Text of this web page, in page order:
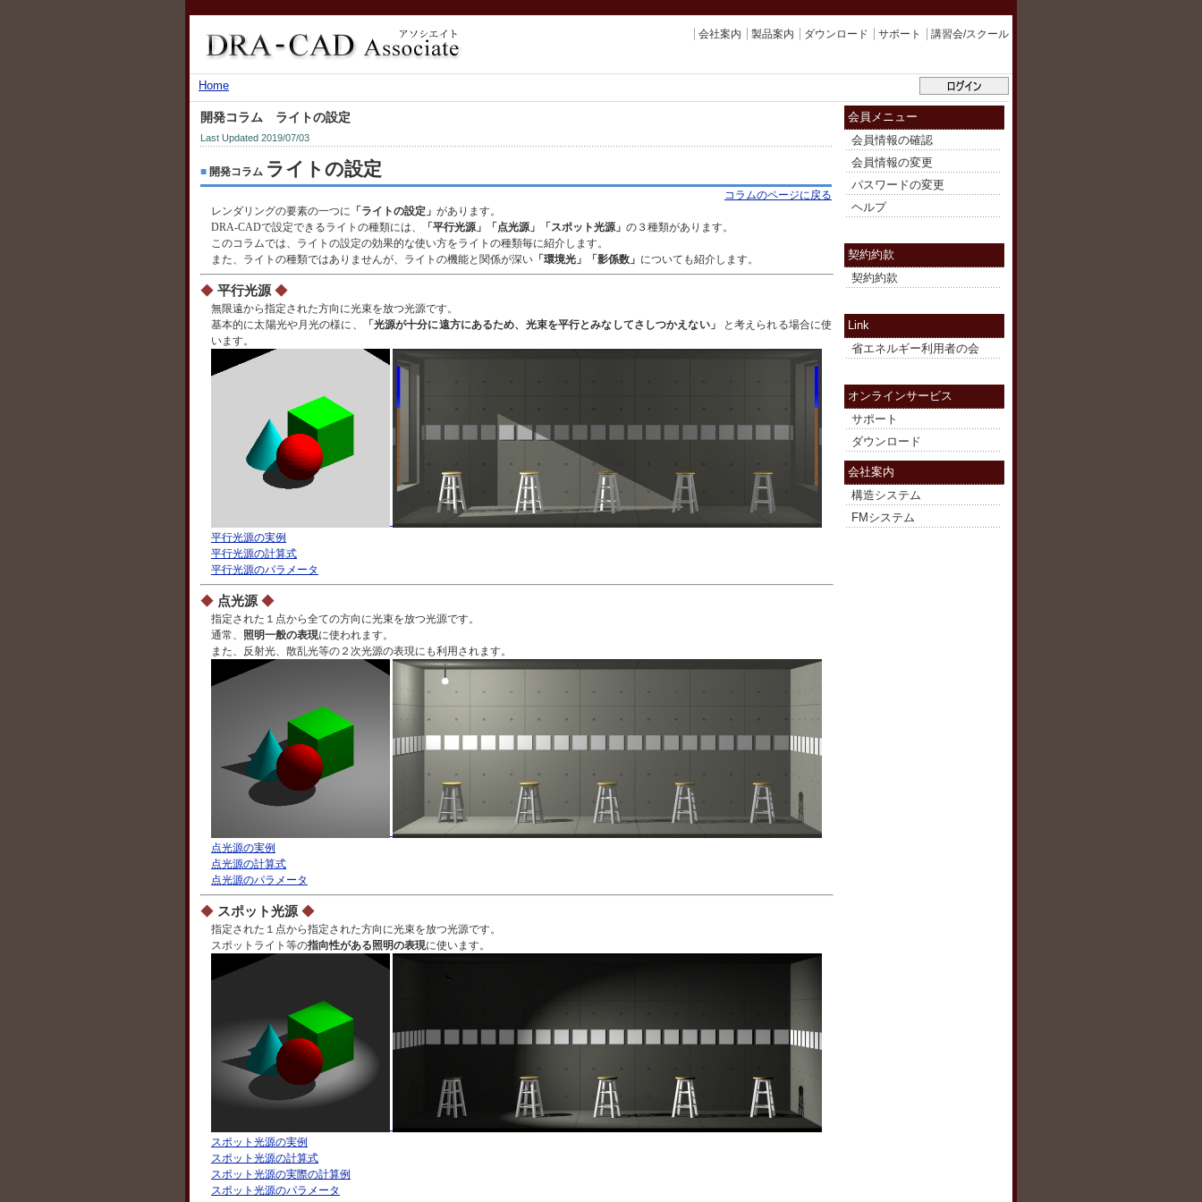
会社案内 製品案内 ダウンロード サポート 講習会/スクール
Home
開発コラム ライトの設定
Last Updated 2019/07/03
■ 開発コラム ライトの設定
コラムのページに戻る
レンダリングの要素の一つに 「ライトの設定」 があります。
DRA-CADで設定できるライトの種類には、
「平行光源」「点光源」「スポット光源」 の３種類があります。
このコラムでは、ライトの設定の効果的な使い方をライトの種類毎に紹介します。
また、ライトの種類ではありませんが、ライトの機能と関係が深い 「環境光」「影係数」 についても紹介します。
◆ 平行光源 ◆
無限遠から指定された方向に光束を放つ光源です。
基本的に太陽光や月光の様に、
「光源が十分に遠方にあるため、光束を平行とみなしてさしつかえない」
と考えられる場合に使
います。
平行光源の実例
平行光源の計算式
平行光源のパラメータ
◆ 点光源 ◆
指定された１点から全ての方向に光束を放つ光源です。
通常、 照明一般の表現に使われます。
また、反射光、散乱光等の２次光源の表現にも利用されます。
点光源の実例
点光源の計算式
点光源のパラメータ
◆ スポット光源 ◆
指定された１点から指定された方向に光束を放つ光源です。
スポットライト等の指向性がある照明の表現に使います。
スポット光源の実例
スポット光源の計算式
スポット光源の実際の計算例
スポット光源のパラメータ
会員メニュー
会員情報の確認
会員情報の変更
パスワードの変更
ヘルプ
契約約款
契約約款
Link
省エネルギー利用者の会
オンラインサービス
サポート
ダウンロード
会社案内
構造システム
FMシステム